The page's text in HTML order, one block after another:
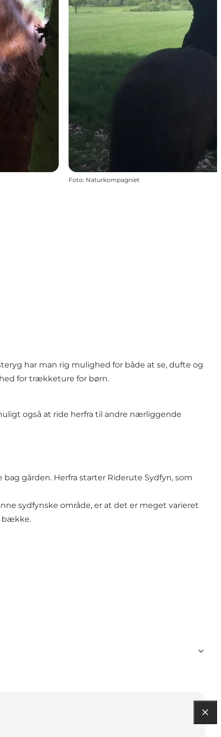
Foto: Naturkompagniet
har man rig mulighed for både at se, dufte og
for trækketure for børn.
også at ride herfra til andre nærliggende
gården. Herfra starter Riderute Sydfyn, som
sydfynske område, er at det er meget varieret
bække.